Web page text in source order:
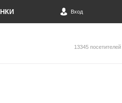
Вход
13345